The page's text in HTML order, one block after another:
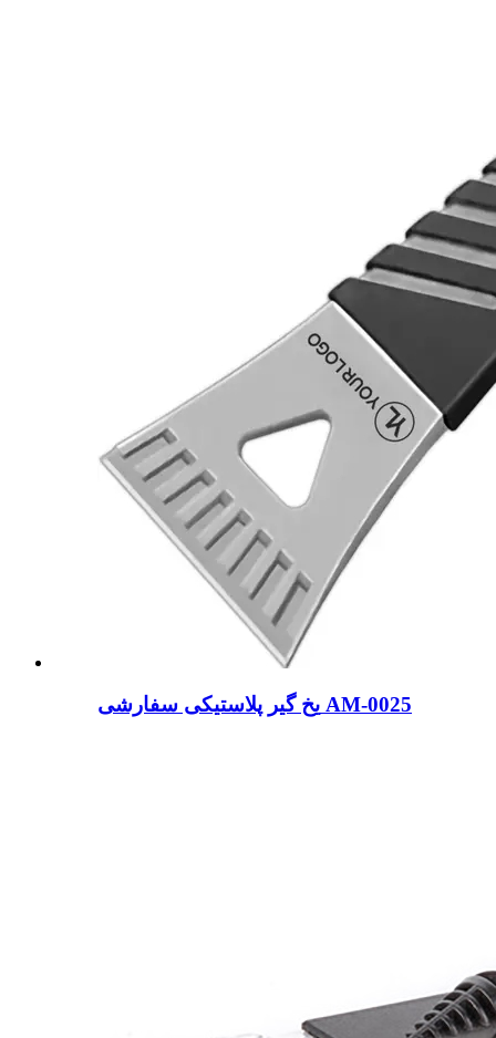
یخ گیر پلاستیکی سفارشی AM-0025